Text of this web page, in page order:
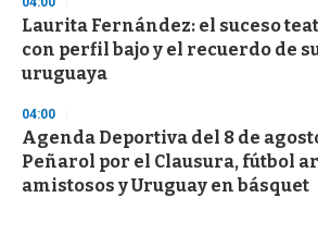
Laurita Fernández: el suceso
con perfil bajo y el recuerdo de
uruguaya
04:00
Agenda Deportiva del 8 de
Peñarol por el Clausura, fútbol
amistosos y Uruguay en básquet